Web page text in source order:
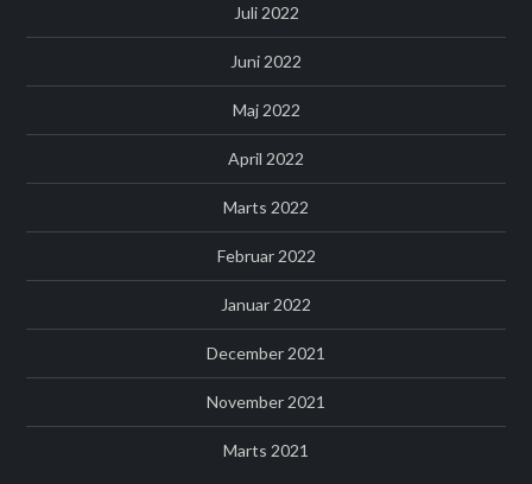
Juli 2022
Juni 2022
Maj 2022
April 2022
Marts 2022
Februar 2022
Januar 2022
December 2021
November 2021
Marts 2021